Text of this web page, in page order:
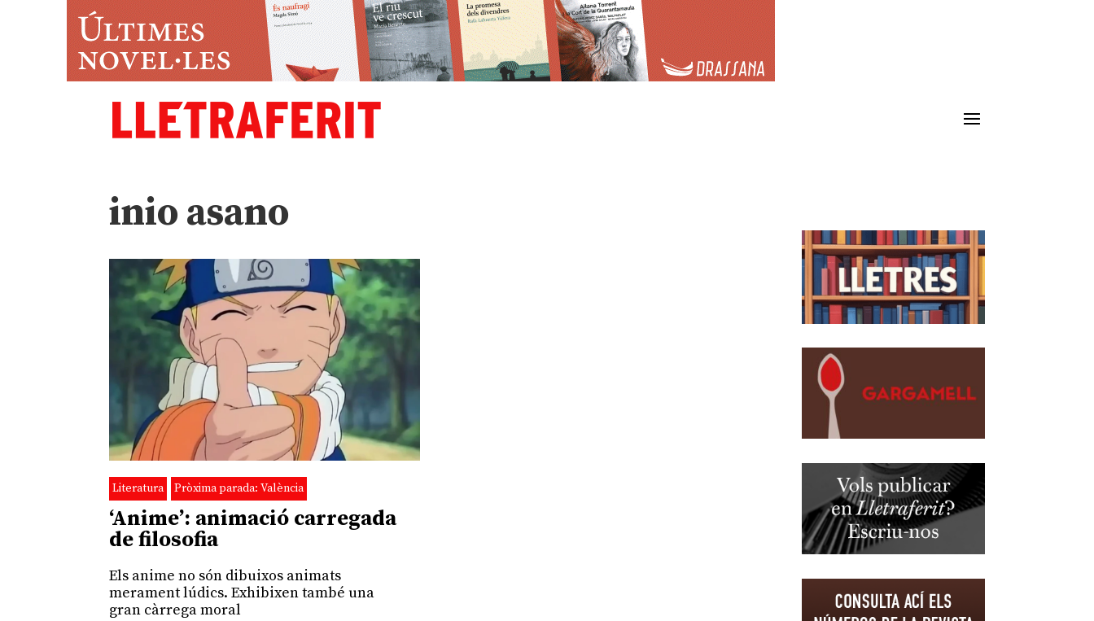
inio asano
Literatura Pròxima parada: València
‘Anime’: animació carregada
de filosofia
Els anime no són dibuixos animats
merament lúdics. Exhibixen també una
gran càrrega moral